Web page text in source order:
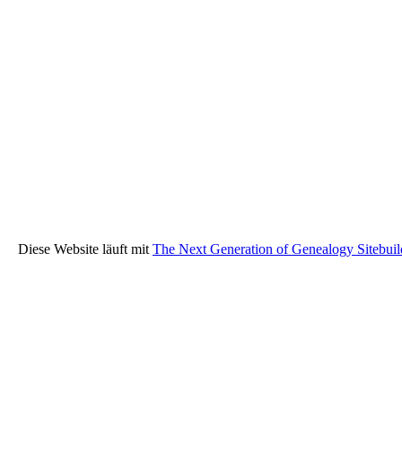
Diese Website läuft mit The Next Generation of Genealogy